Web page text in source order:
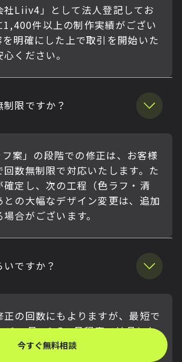
社Liiv4」として法人登記してお
1,400件以上の制作実績がござい
を明確にした上で取引を開始いた
ください。
限ですか？
フ案」の段階での修正は、お客様
数無制限で対応いたします。た
確定し、次の工程（色ラフ・清
の大幅なデザイン変更は、追加
合がございます。
ですか？
正の回数にもよりますが、最短で
1ヶ月〜1.5ヶ月程度で納品とな
の場合はご相談ください。
今すぐ無料相談